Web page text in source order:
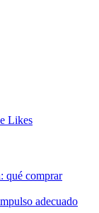
Likes
qué comprar
adecuado